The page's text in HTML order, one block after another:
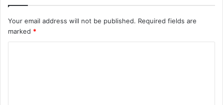
Your email address will not be published. Required fields are
marked *